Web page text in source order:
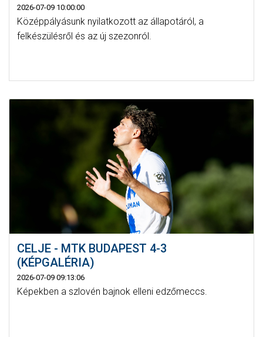
2026-07-09 10:00:00
Középpályásunk nyilatkozott az állapotáról, a
felkészülésről és az új szezonról.
CELJE - MTK BUDAPEST 4-3
(KÉPGALÉRIA)
2026-07-09 09:13:06
Képekben a szlovén bajnok elleni edzőmeccs.